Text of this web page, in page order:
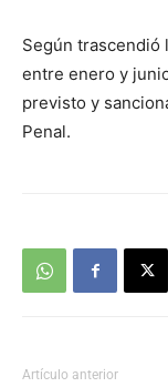
Según trascendió
entre enero y
previsto y
Penal.
Artículo anterior